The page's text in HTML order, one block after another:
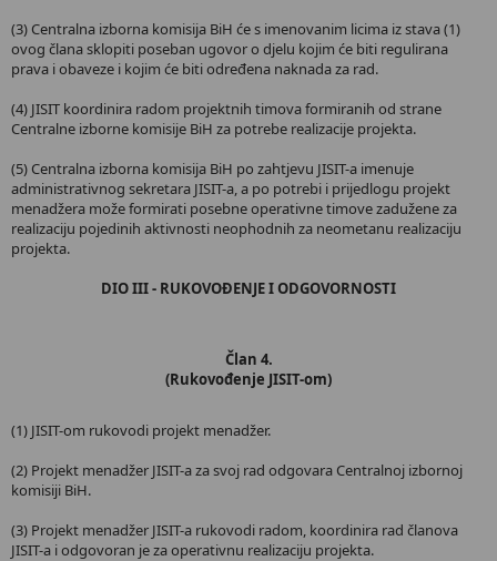
(3) Centralna izborna komisija BiH će s imenovanim licima iz stava (1)
ovog člana sklopiti poseban ugovor o djelu kojim će biti regulirana
prava i obaveze i kojim će biti određena naknada za rad.
(4) JISIT koordinira radom projektnih timova formiranih od strane
Centralne izborne komisije BiH za potrebe realizacije projekta.
(5) Centralna izborna komisija BiH po zahtjevu JISIT-a imenuje
administrativnog sekretara JISIT-a, a po potrebi i prijedlogu projekt
menadžera može formirati posebne operativne timove zadužene za
realizaciju pojedinih aktivnosti neophodnih za neometanu realizaciju
projekta.
DIO III - RUKOVOĐENJE I ODGOVORNOSTI
Član 4.
(Rukovođenje JISIT-om)
(1) JISIT-om rukovodi projekt menadžer.
(2) Projekt menadžer JISIT-a za svoj rad odgovara Centralnoj izbornoj
komisiji BiH.
(3) Projekt menadžer JISIT-a rukovodi radom, koordinira rad članova
JISIT-a i odgovoran je za operativnu realizaciju projekta.